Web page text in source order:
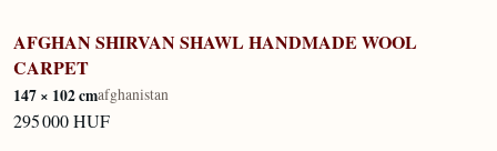
KÉSZLETEN
AFGHAN SHIRVAN SHAWL HANDMADE WOOL
CARPET
147 × 102 cmafghanistan
295 000 HUF